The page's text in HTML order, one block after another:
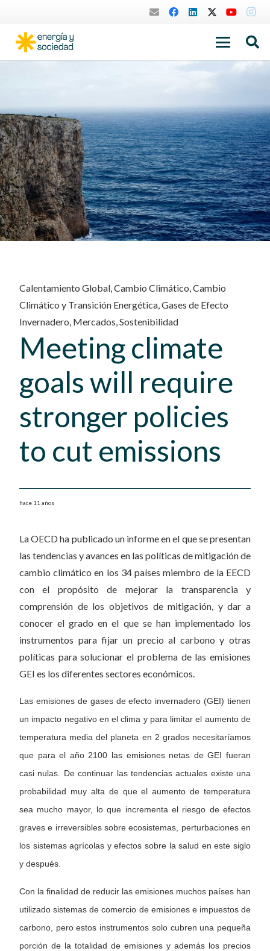
Calentamiento Global,Cambio Climático,Cambio
Climático y Transición Energética,Gases de Efecto
Invernadero, Mercados,Sostenibilidad
Meeting climate
goals will require
stronger policies
to cut emissions
hace 11 años
La OECD ha publicado un informe en el que se presentan
las tendencias y avances en las políticas de mitigación de
cambio climático en los 34 países miembro de la EECD
con el propósito de mejorar la transparencia y
comprensión de los objetivos de mitigación, y dar a
conocer el grado en el que se han implementado los
instrumentos para fijar un precio al carbono y otras
políticas para solucionar el problema de las emisiones
GEI es los diferentes sectores económicos.
Las emisiones de gases de efecto invernadero (GEI) tienen
un impacto negativo en el clima y para limitar el aumento de
temperatura media del planeta en 2 grados necesitaríamos
que para el año 2100 las emisiones netas de GEI fueran
casi nulas. De continuar las tendencias actuales existe una
probabilidad muy alta de que el aumento de temperatura
sea mucho mayor, lo que incrementa el riesgo de efectos
graves e irreversibles sobre ecosistemas, perturbaciones en
los sistemas agrícolas y efectos sobre la salud en este siglo
y después.
Con la finalidad de reducir las emisiones muchos países han
utilizado sistemas de comercio de emisiones e impuestos de
carbono, pero estos instrumentos solo cubren una pequeña
porción de la totalidad de emisiones y además los precios